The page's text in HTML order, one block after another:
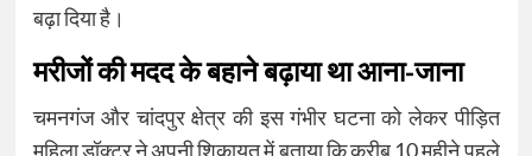
बढ़ा दिया है।
मरीजों की मदद के बहाने बढ़ाया था आना-जाना
चमनगंज और चांदपुर क्षेत्र की इस गंभीर घटना को लेकर पीड़ित
महिला डॉक्टर ने अपनी शिकायत में बताया कि करीब 10 महीने पहले